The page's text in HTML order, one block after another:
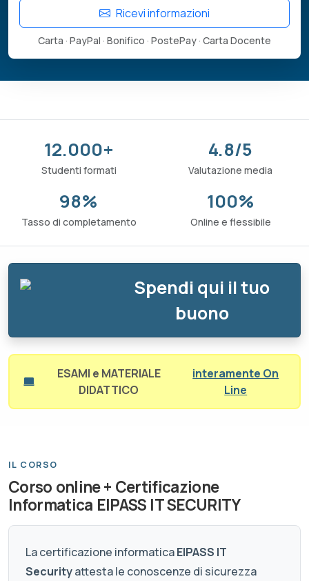
Ricevi informazioni
Carta · PayPal · Bonifico · PostePay · Carta Docente
12.000+
Studenti formati
4.8/5
Valutazione media
98%
Tasso di completamento
100%
Online e flessibile
Spendi qui il tuo
buono
ESAMI e MATERIALE
DIDATTICO
interamente On
Line
IL CORSO
Corso online + Certificazione
Informatica EIPASS IT SECURITY
La certificazione informaticaEIPASS IT
Securityattesta le conoscenze di sicurezza